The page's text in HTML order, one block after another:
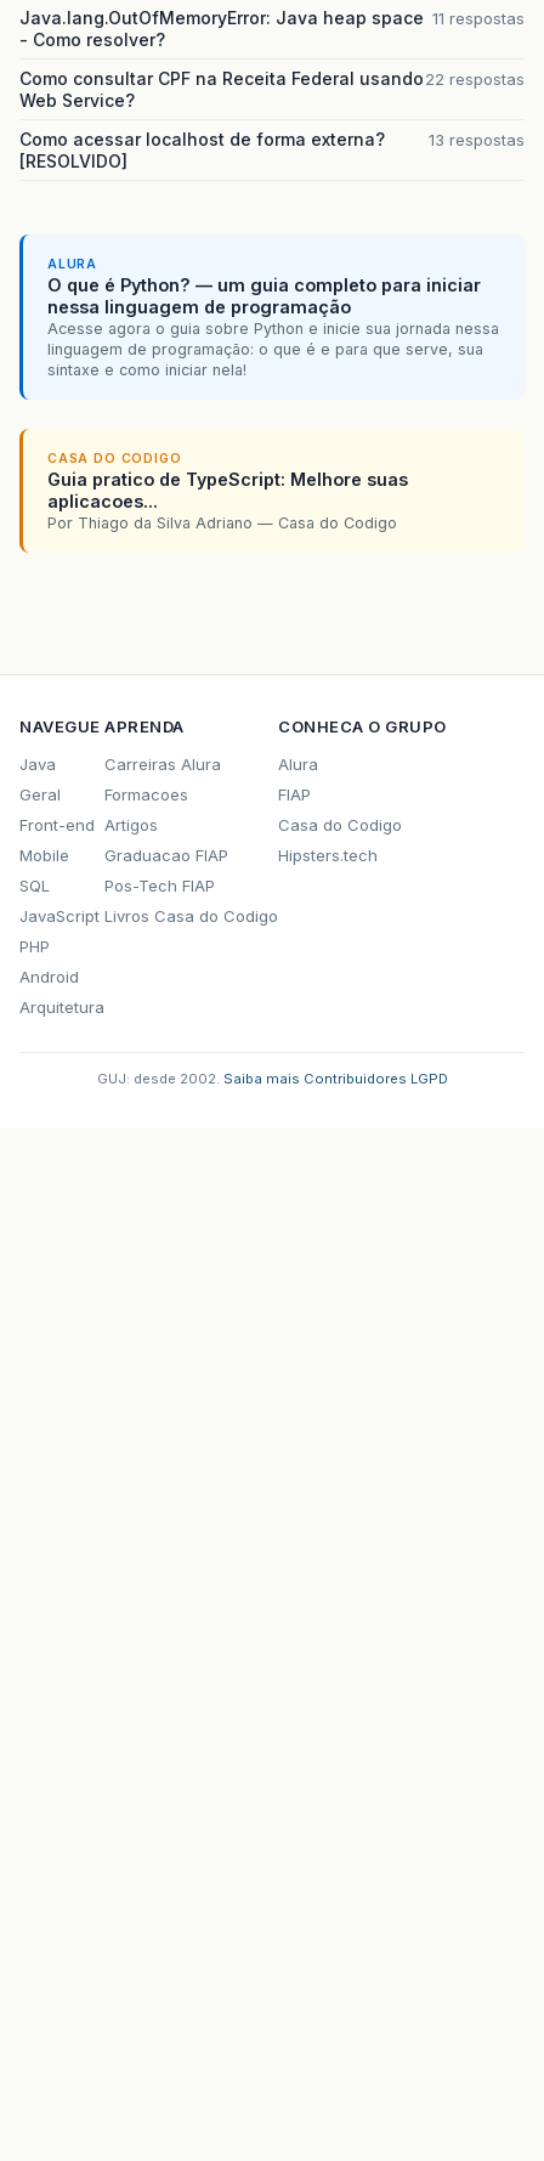
Java.lang.OutOfMemoryError: Java heap space
- Como resolver?
11 respostas
Como consultar CPF na Receita Federal usando
Web Service?
22 respostas
Como acessar localhost de forma externa?
[RESOLVIDO]
13 respostas
ALURA
O que é Python? — um guia completo para iniciar
nessa linguagem de programação
Acesse agora o guia sobre Python e inicie sua jornada nessa
linguagem de programação: o que é e para que serve, sua
sintaxe e como iniciar nela!
CASA DO CODIGO
Guia pratico de TypeScript: Melhore suas
aplicacoes...
Por Thiago da Silva Adriano — Casa do Codigo
NAVEGUE
Java
Geral
Front-end
Mobile
SQL
JavaScript
PHP
Android
Arquitetura
APRENDA
Carreiras Alura
Formacoes
Artigos
Graduacao FIAP
Pos-Tech FIAP
Livros Casa do Codigo
CONHECA O GRUPO
Alura
FIAP
Casa do Codigo
Hipsters.tech
GUJ: desde 2002. Saiba mais Contribuidores LGPD